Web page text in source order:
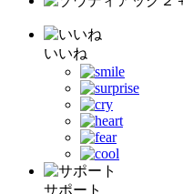
いいね
サポート